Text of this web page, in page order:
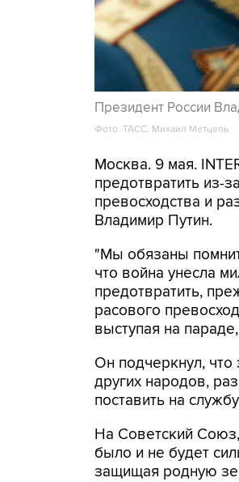
Президент России
Фото: ТАСС, Михаил Метцель
Москва. 9 мая.
предотвратить из-
превосходства и
Владимир Путин.
"Мы обязаны
что война унесла
предотвратить,
расового
выступая на
Он подчеркнул, что
других народов,
поставить на
На Советский
было и не будет
защищая родную